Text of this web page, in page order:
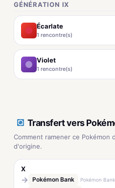
GÉNÉRATION IX
Écarlate
1 rencontre(s)
Violet
1 rencontre(s)
Transfert vers
Comment ramener ce Pokémon
d'origine.
X
→ Pokémon Bank Pokémon Bank